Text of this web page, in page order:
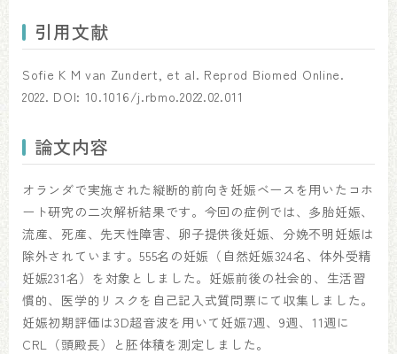
引用文献
Sofie K M van Zundert, et al. Reprod Biomed Online.
2022. DOI: 10.1016/j.rbmo.2022.02.011
論文内容
オランダで実施された縦断的前向き妊娠ベースを用いたコホ
ート研究の二次解析結果です。今回の症例では、多胎妊娠、
流産、死産、先天性障害、卵子提供後妊娠、分娩不明妊娠は
除外されています。555名の妊娠（自然妊娠324名、体外受精
妊娠231名）を対象としました。妊娠前後の社会的、生活習
慣的、医学的リスクを自己記入式質問票にて収集しました。
妊娠初期評価は3D超音波を用いて妊娠7週、9週、11週に
CRL（頭殿長）と胚体積を測定しました。